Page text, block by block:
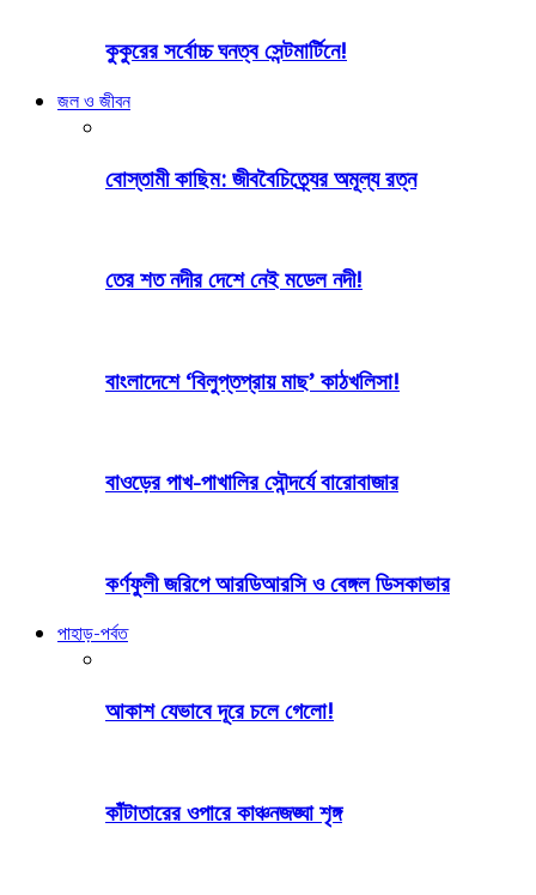
কুকুরের সর্বোচ্চ ঘনত্ব সেন্টমার্টিনে!
জল ও জীবন
বোস্তামী কাছিম: জীববৈচিত্র্যের অমূল্য রত্ন
তের শত নদীর দেশে নেই মডেল নদী!
বাংলাদেশে ‘বিলুপ্তপ্রায় মাছ’ কাঠখলিসা!
বাওড়ের পাখ-পাখালির সৌন্দর্যে বারোবাজার
কর্ণফুলী জরিপে আরডিআরসি ও বেঙ্গল ডিসকাভার
পাহাড়-পর্বত
আকাশ যেভাবে দূরে চলে গেলো!
কাঁটাতারের ওপারে কাঞ্চনজঙ্ঘা শৃঙ্গ